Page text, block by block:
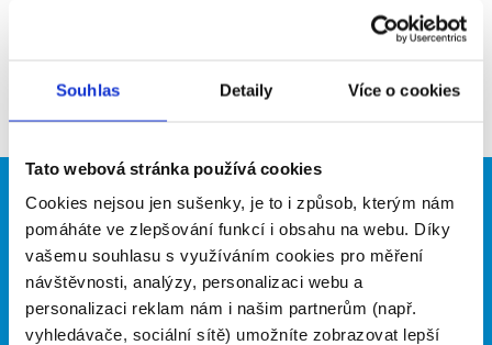
Souhlas Detaily Více o cookies
Tato webová stránka používá cookies
Cookies nejsou jen sušenky, je to i způsob, kterým nám
pomáháte ve zlepšování funkcí i obsahu na webu. Díky
vašemu souhlasu s využíváním cookies pro měření
návštěvnosti, analýzy, personalizaci webu a
personalizaci reklam nám i našim partnerům (např.
vyhledávače, sociální sítě) umožníte zobrazovat lepší
Firma nyní nemá žádné volné pozice. Zkuste to
prosím znovu za pár dní.
Brigádníci
Články
Hledané brigády
Firmy
Vložit inzerát
Ceník
Propagace